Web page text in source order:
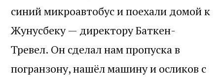
синий микроавтобус и поехали домой к
Жунусбеку — директору Баткен-
Тревел. Он сделал нам пропуска в
погранзону, нашёл машину и осликов с